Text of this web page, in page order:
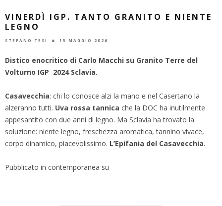
VINERDÌ IGP. TANTO GRANITO E NIENTE
LEGNO
STEFANO TESI 15 MAGGIO 2026
Distico enocritico di Carlo Macchi su Granito Terre del
Volturno IGP 2024 Sclavia.
Casavecchia: chi lo conosce alzi la mano e nel Casertano la
alzeranno tutti. Uva rossa tannica che la DOC ha inutilmente
appesantito con due anni di legno. Ma Sclavia ha trovato la
soluzione: niente legno, freschezza aromatica, tannino vivace,
corpo dinamico, piacevolissimo. L’Epifania del Casavecchia.
Pubblicato in contemporanea su